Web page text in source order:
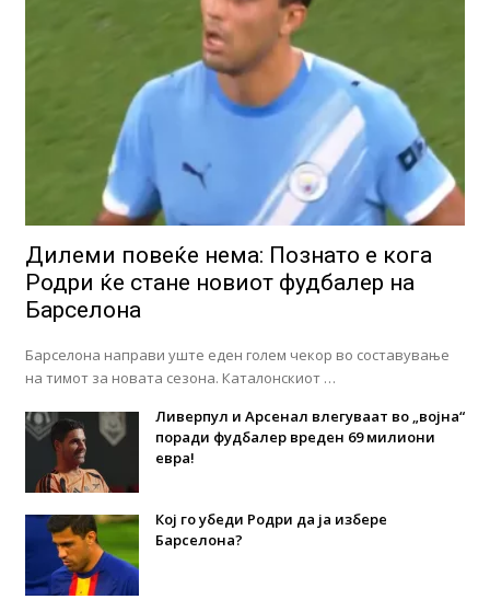
Дилеми повеќе нема: Познато е кога
Родри ќе стане новиот фудбалер на
Барселона
Барселона направи уште еден голем чекор во составување
на тимот за новата сезона. Каталонскиот …
Ливерпул и Арсенал влегуваат во „војна“
поради фудбалер вреден 69 милиони
евра!
Кој го убеди Родри да ја избере
Барселона?